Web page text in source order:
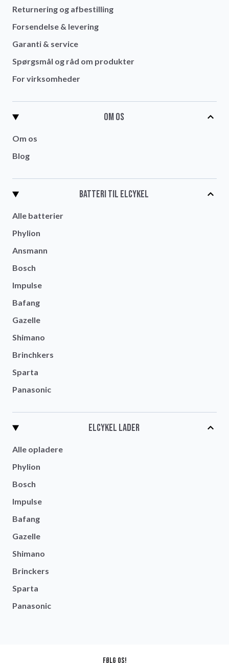
Returnering og afbestilling
Forsendelse & levering
Garanti & service
Spørgsmål og råd om produkter
For virksomheder
Om os
Om os
Blog
Batteri til elcykel
Alle batterier
Phylion
Ansmann
Bosch
Impulse
Bafang
Gazelle
Shimano
Brinchkers
Sparta
Panasonic
Elcykel lader
Alle opladere
Phylion
Bosch
Impulse
Bafang
Gazelle
Shimano
Brinckers
Sparta
Panasonic
Følg os!